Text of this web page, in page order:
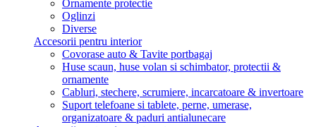
Ornamente protectie
Oglinzi
Diverse
Accesorii pentru interior
Covorase auto & Tavite portbagaj
Huse scaun, huse volan si schimbator, protectii &
ornamente
Cabluri, stechere, scrumiere, incarcatoare & invertoare
Suport telefoane si tablete, perne, umerase,
organizatoare & paduri antialunecare